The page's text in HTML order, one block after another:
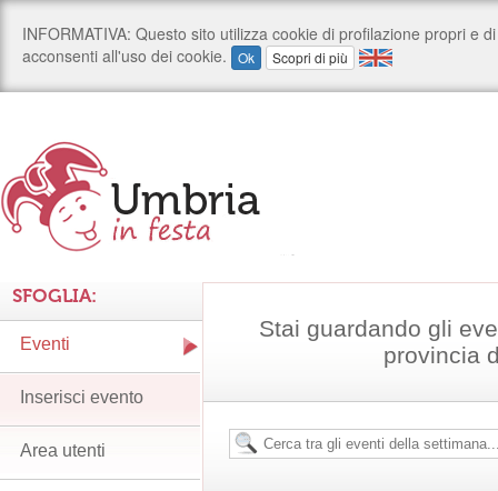
Stai guardando gli
provincia
SFOGLIA:
Eventi
Inserisci evento
Area utenti